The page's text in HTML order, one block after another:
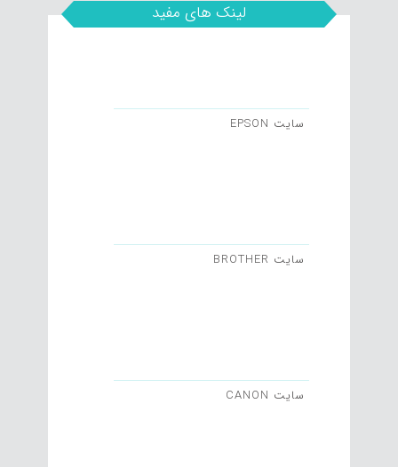
لینک های مفید
سایت EPSON
سایت BROTHER
سایت CANON